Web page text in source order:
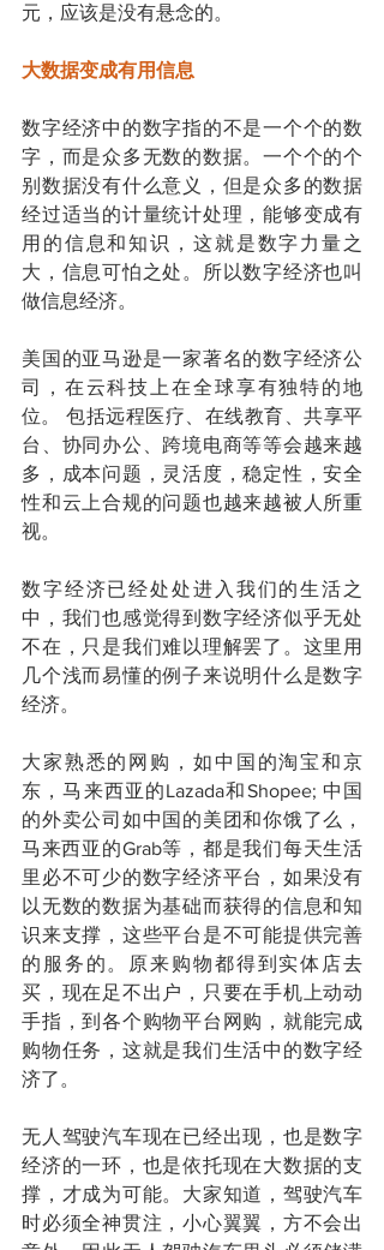
元，应该是没有悬念的。
大数据变成有用信息
数字经济中的数字指的不是一个个的数
字，而是众多无数的数据。一个个的个
别数据没有什么意义，但是众多的数据
经过适当的计量统计处理，能够变成有
用的信息和知识，这就是数字力量之
大，信息可怕之处。所以数字经济也叫
做信息经济。
美国的亚马逊是一家著名的数字经济公
司，在云科技上在全球享有独特的地
位。 包括远程医疗、在线教育、共享平
台、协同办公、跨境电商等等会越来越
多，成本问题，灵活度，稳定性，安全
性和云上合规的问题也越来越被人所重
视。
数字经济已经处处进入我们的生活之
中，我们也感觉得到数字经济似乎无处
不在，只是我们难以理解罢了。这里用
几个浅而易懂的例子来说明什么是数字
经济。
大家熟悉的网购，如中国的淘宝和京
东，马来西亚的Lazada和Shopee; 中国
的外卖公司如中国的美团和你饿了么，
马来西亚的Grab等，都是我们每天生活
里必不可少的数字经济平台，如果没有
以无数的数据为基础而获得的信息和知
识来支撑，这些平台是不可能提供完善
的服务的。原来购物都得到实体店去
买，现在足不出户，只要在手机上动动
手指，到各个购物平台网购，就能完成
购物任务，这就是我们生活中的数字经
济了。
无人驾驶汽车现在已经出现，也是数字
经济的一环，也是依托现在大数据的支
撑，才成为可能。大家知道，驾驶汽车
时必须全神贯注，小心翼翼，方不会出